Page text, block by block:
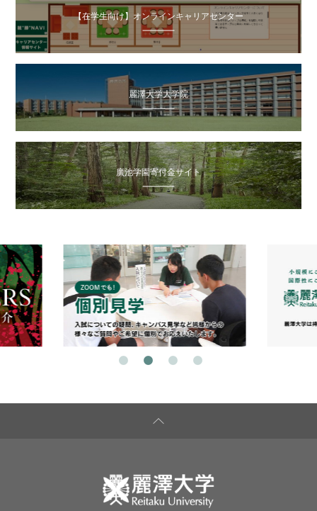
【在学生向け】オンラインキャリアセンター
麗澤大学大学院
廣池学園寄付金サイト